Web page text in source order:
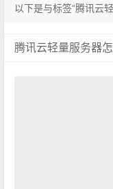
以下是与标签“腾讯云
腾讯云轻量服务器